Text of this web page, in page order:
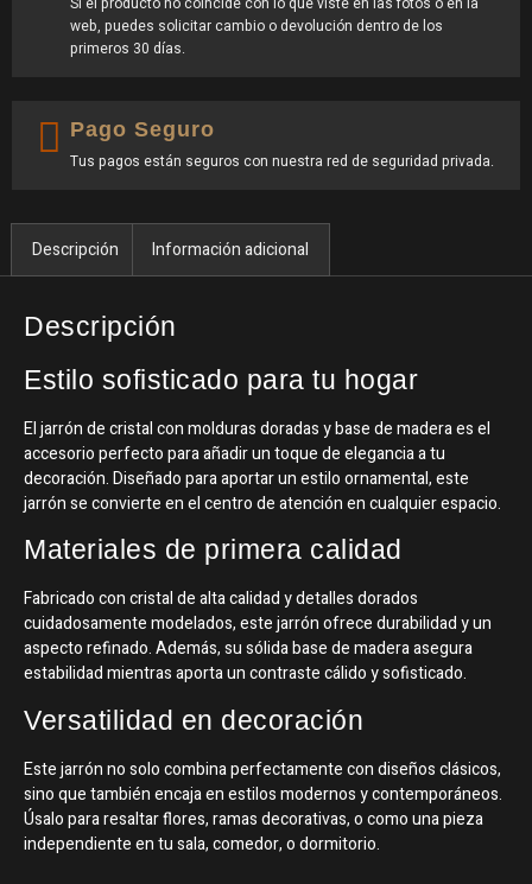
web, puedes solicitar cambio o devolución dentro de los
primeros 30 días.
Pago Seguro
Tus pagos están seguros con nuestra red de seguridad privada.
Descripción Información adicional
Descripción
Estilo sofisticado para tu hogar
El jarrón de cristal con molduras doradas y base de madera es el
accesorio perfecto para añadir un toque de elegancia a tu
decoración. Diseñado para aportar un estilo ornamental, este
jarrón se convierte en el centro de atención en cualquier espacio.
Materiales de primera calidad
Fabricado con cristal de alta calidad y detalles dorados
cuidadosamente modelados, este jarrón ofrece durabilidad y un
aspecto refinado. Además, su sólida base de madera asegura
estabilidad mientras aporta un contraste cálido y sofisticado.
Versatilidad en decoración
Este jarrón no solo combina perfectamente con diseños clásicos,
sino que también encaja en estilos modernos y contemporáneos.
Úsalo para resaltar flores, ramas decorativas, o como una pieza
independiente en tu sala, comedor, o dormitorio.